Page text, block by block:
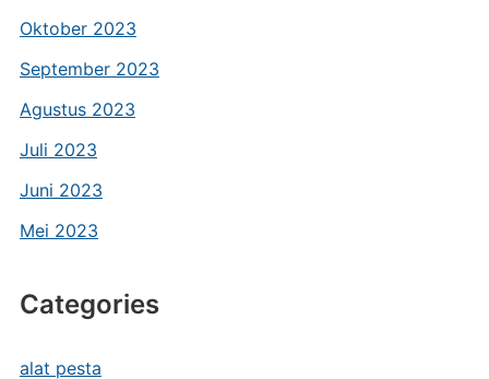
Oktober 2023
September 2023
Agustus 2023
Juli 2023
Juni 2023
Mei 2023
Categories
alat pesta